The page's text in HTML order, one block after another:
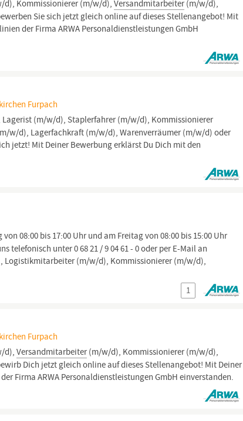
d), Kommissionierer (m/w/d),Versandmitarbeiter(m/w/d),
Sie sich jetzt gleich online auf dieses Stellenangebot! Mit
der Firma ARWA Personaldienstleistungen GmbH
Furpach
Lagerist (m/w/d), Staplerfahrer (m/w/d), Kommissionierer
w/d), Lagerfachkraft (m/w/d), Warenverräumer (m/w/d) oder
jetzt! Mit Deiner Bewerbung erklärst Du Dich mit den
08:00 bis 17:00 Uhr und am Freitag von 08:00 bis 15:00 Uhr
telefonisch unter 0 68 21 / 9 04 61 - 0 oder per E-Mail an
(m/w/d), Kommissionierer (m/w/d),
1
Furpach
d),Versandmitarbeiter(m/w/d), Kommissionierer (m/w/d),
Dich jetzt gleich online auf dieses Stellenangebot! Mit Deiner
Firma ARWA Personaldienstleistungen GmbH einverstanden.